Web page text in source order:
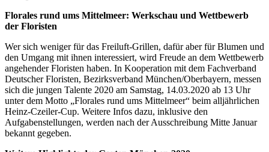
Florales rund ums Mittelmeer: Werkschau und Wettbewerb
der Floristen
Wer sich weniger für das Freiluft-Grillen, dafür aber für Blumen und
den Umgang mit ihnen interessiert, wird Freude an dem Wettbewerb
angehender Floristen haben. In Kooperation mit dem Fachverband
Deutscher Floristen, Bezirksverband München/Oberbayern, messen
sich die jungen Talente 2020 am Samstag, 14.03.2020 ab 13 Uhr
unter dem Motto „Florales rund ums Mittelmeer“ beim alljährlichen
Heinz-Czeiler-Cup. Weitere Infos dazu, inklusive den
Aufgabenstellungen, werden nach der Ausschreibung Mitte Januar
bekannt gegeben.